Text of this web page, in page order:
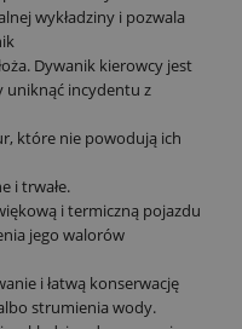
wykładziny i pozwala
Dywanik kierowcy jest
uniknąć incydentu z
które nie powodują ich
i trwałe.
i termiczną pojazdu
jego walorów
i łatwą konserwację
strumienia wody.